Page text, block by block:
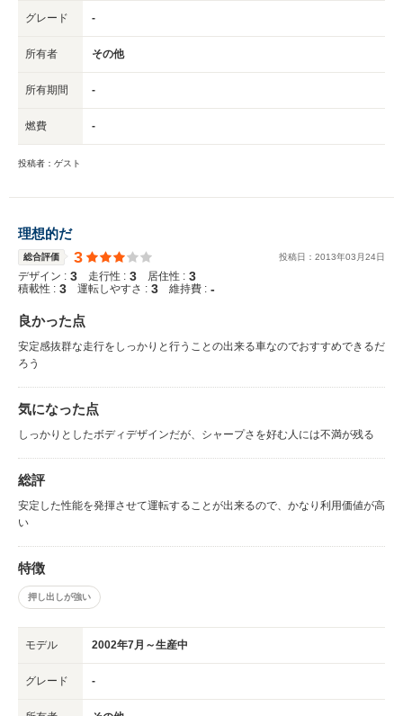
グレード -
所有者 その他
所有期間 -
燃費 -
投稿者：ゲスト
理想的だ
総合評価 3 投稿日： 2013年03 月24日
デザイン : 3 走行性 : 3 居住性 : 3
積載性 : 3 運転しやすさ : 3 維持費 : -
良かった点
安定感抜群な走行をしっかりと行うことの出来る車なのでおすすめできるだ
ろう
気になった点
しっかりとしたボディデザインだが、シャープさを好む人には不満が残る
総評
安定した性能を発揮させて運転することが出来るので、かなり利用価値が高
い
特徴
押し出しが強い
モデル 2002年7月～生産中
グレード -